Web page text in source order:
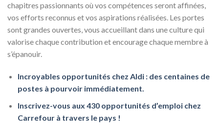
chapitres passionnants où vos compétences seront affinées,
vos efforts reconnus et vos aspirations réalisées. Les portes
sont grandes ouvertes, vous accueillant dans une culture qui
valorise chaque contribution et encourage chaque membre à
s’épanouir.
Incroyables opportunités chez Aldi : des centaines de
postes à pourvoir immédiatement.
Inscrivez-vous aux 430 opportunités d’emploi chez
Carrefour à travers le pays !